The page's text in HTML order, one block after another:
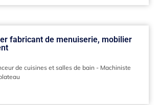
fabricant de menuiserie, mobilier
de cuisines et salles de bain - Machiniste